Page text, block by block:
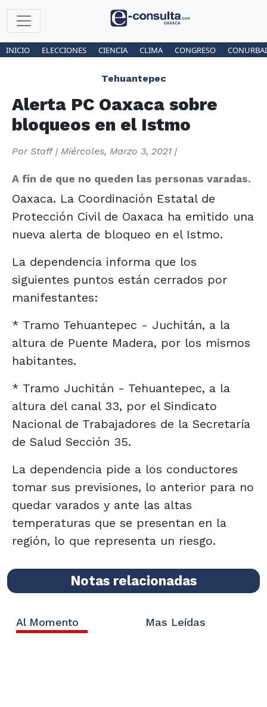
INICIO ELECCIONES CIENCIA CLIMA CONGRESO
Tehuantepec
Alerta PC Oaxaca sobre
bloqueos en el Istmo
Por Staff| Miércoles, Marzo 3, 2021 |
A fin de que no queden las personas varadas.
Oaxaca. La Coordinación Estatal de
Protección Civil de Oaxaca ha emitido una
nueva alerta de bloqueo en el Istmo.
La dependencia informa que los
siguientes puntos están cerrados por
manifestantes:
* Tramo Tehuantepec - Juchitán, a la
altura de Puente Madera, por los mismos
habitantes.
* Tramo Juchitán - Tehuantepec, a la
altura del canal 33, por el Sindicato
Nacional de Trabajadores de la Secretaría
de Salud Sección 35.
La dependencia pide a los conductores
tomar sus previsiones, lo anterior para no
quedar varados y ante las altas
temperaturas que se presentan en la
región, lo que representa un riesgo.
Notas relacionadas
Al Momento Mas Leídas